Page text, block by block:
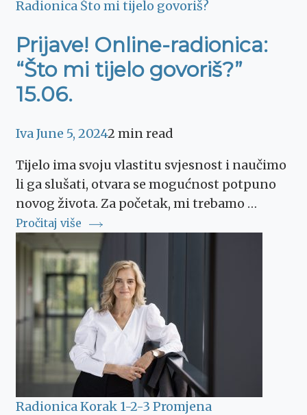
Radionica Što mi tijelo govoriš?
Prijave! Online-radionica:
“Što mi tijelo govoriš?”
15.06.
IvaJune 5, 20242 min read
Tijelo ima svoju vlastitu svjesnost i naučimo
li ga slušati, otvara se mogućnost potpuno
novog života. Za početak, mi trebamo …
Pročitaj više
Radionica Korak 1-2-3 Promjena